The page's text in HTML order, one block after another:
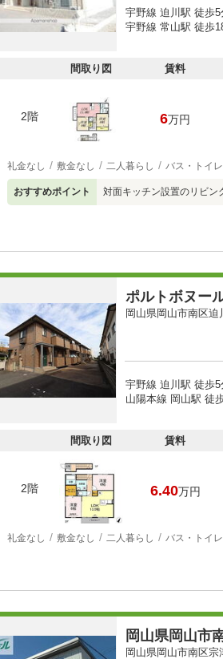
宇野線 迫川駅 徒歩5
宇野線 常山駅 徒歩
間取り図 賃料
2階 6万円
礼金なし 敷金なし 二人暮らし バス・トイレ
おすすめポイント 対面キッチン設置のリビ
ポルトボヌー
岡山県岡山市南区迫
宇野線 迫川駅 徒歩5
山陽本線 岡山駅 徒
間取り図 賃料
2階 6.40万円
礼金なし 敷金なし 二人暮らし バス・トイレ
岡山県岡山市
岡山県岡山市南区宗